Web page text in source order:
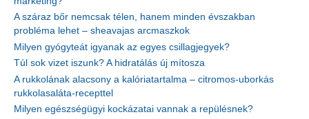
A száraz bőr nemcsak télen, hanem minden évszakban
probléma lehet – sheavajas arcmaszkok
Milyen gyógyteát igyanak az egyes csillagjegyek?
Túl sok vizet iszunk? A hidratálás új mítosza
A rukkolának alacsony a kalóriatartalma – citromos-uborkás
rukkolasaláta-recepttel
Milyen egészségügyi kockázatai vannak a repülésnek?